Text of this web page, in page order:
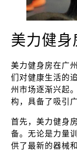
美力健身
美力健身房在广
们对健康生活的
州市场逐渐兴起
构，具备了吸引
首先，美力健身
备。无论是力量
供了最新的器械